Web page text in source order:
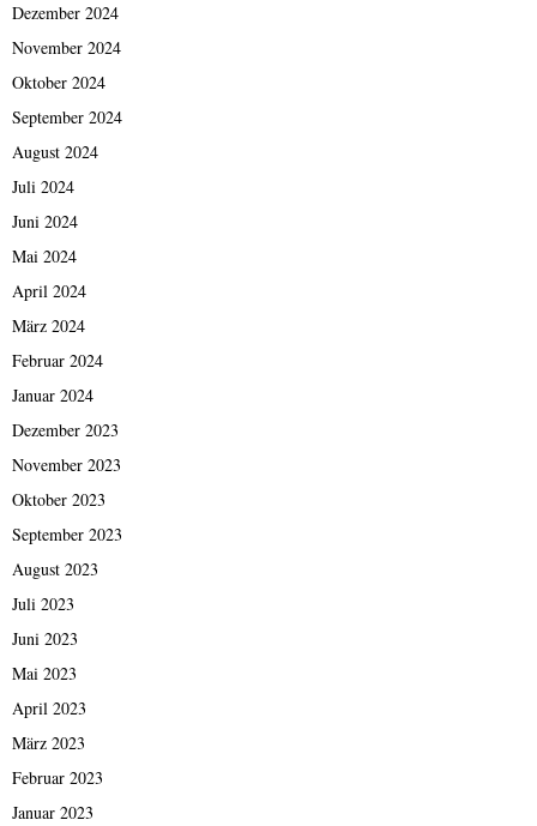
Dezember 2024
November 2024
Oktober 2024
September 2024
August 2024
Juli 2024
Juni 2024
Mai 2024
April 2024
März 2024
Februar 2024
Januar 2024
Dezember 2023
November 2023
Oktober 2023
September 2023
August 2023
Juli 2023
Juni 2023
Mai 2023
April 2023
März 2023
Februar 2023
Januar 2023